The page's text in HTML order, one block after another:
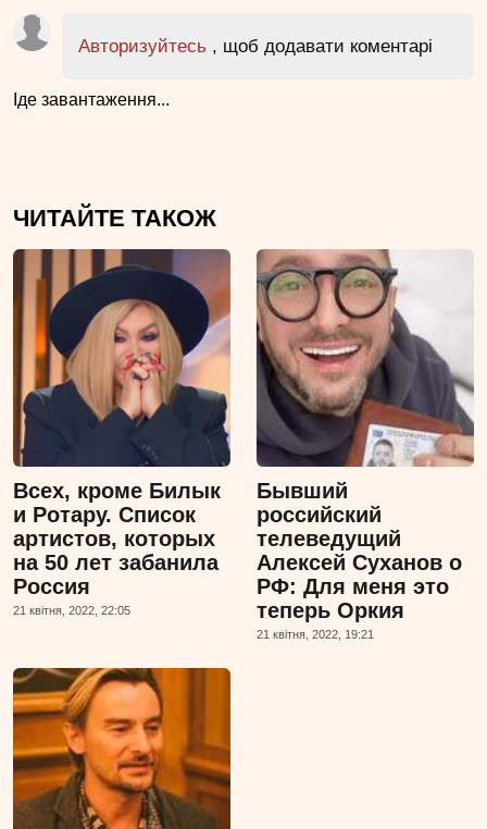
Авторизуйтесь , щоб додавати коментарі
Іде завантаження...
ЧИТАЙТЕ ТАКОЖ
Всех, кроме Билык
и Ротару. Список
артистов, которых
на 50 лет забанила
Россия
21 квiтня, 2022, 22:05
Бывший
российский
телеведущий
Алексей Суханов о
РФ: Для меня это
теперь Оркия
21 квiтня, 2022, 19:21